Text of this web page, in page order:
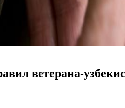
ветерана-